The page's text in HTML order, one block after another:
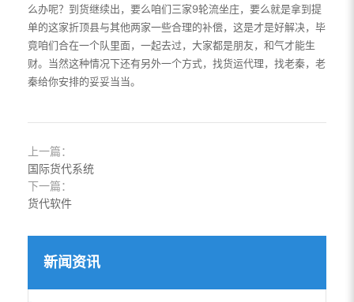
新闻资讯
么办呢？到货继续出，要么咱们三家9轮流坐庄，要么就是拿到提
单的这家折顶县与其他两家一些合理的补偿，这是才是好解决，毕
竟咱们合在一个队里面，一起去过，大家都是朋友，和气才能生
财。当然这种情况下还有另外一个方式，找货运代理，找老秦，老
秦给你安排的妥妥当当。
上一篇：
国际货代系统
下一篇：
货代软件